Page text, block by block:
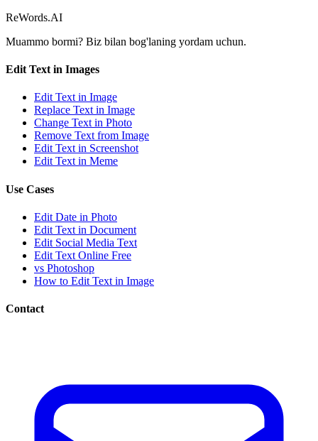
ReWords.AI
Muammo bormi? Biz bilan bog'laning yordam uchun.
Edit Text in Images
Edit Text in Image
Replace Text in Image
Change Text in Photo
Remove Text from Image
Edit Text in Screenshot
Edit Text in Meme
Use Cases
Edit Date in Photo
Edit Text in Document
Edit Social Media Text
Edit Text Online Free
vs Photoshop
How to Edit Text in Image
Contact